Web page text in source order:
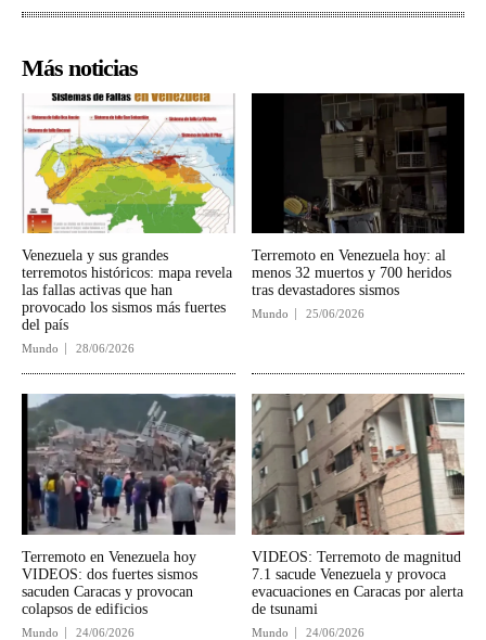
Más noticias
Venezuela y sus grandes
terremotos históricos: mapa revela
las fallas activas que han
provocado los sismos más fuertes
del país
Mundo 28/06/2026
Terremoto en Venezuela hoy: al
menos 32 muertos y 700 heridos
tras devastadores sismos
Mundo 25/06/2026
Terremoto en Venezuela hoy
VIDEOS: dos fuertes sismos
sacuden Caracas y provocan
colapsos de edificios
Mundo 24/06/2026
VIDEOS: Terremoto de magnitud
7.1 sacude Venezuela y provoca
evacuaciones en Caracas por alerta
de tsunami
Mundo 24/06/2026